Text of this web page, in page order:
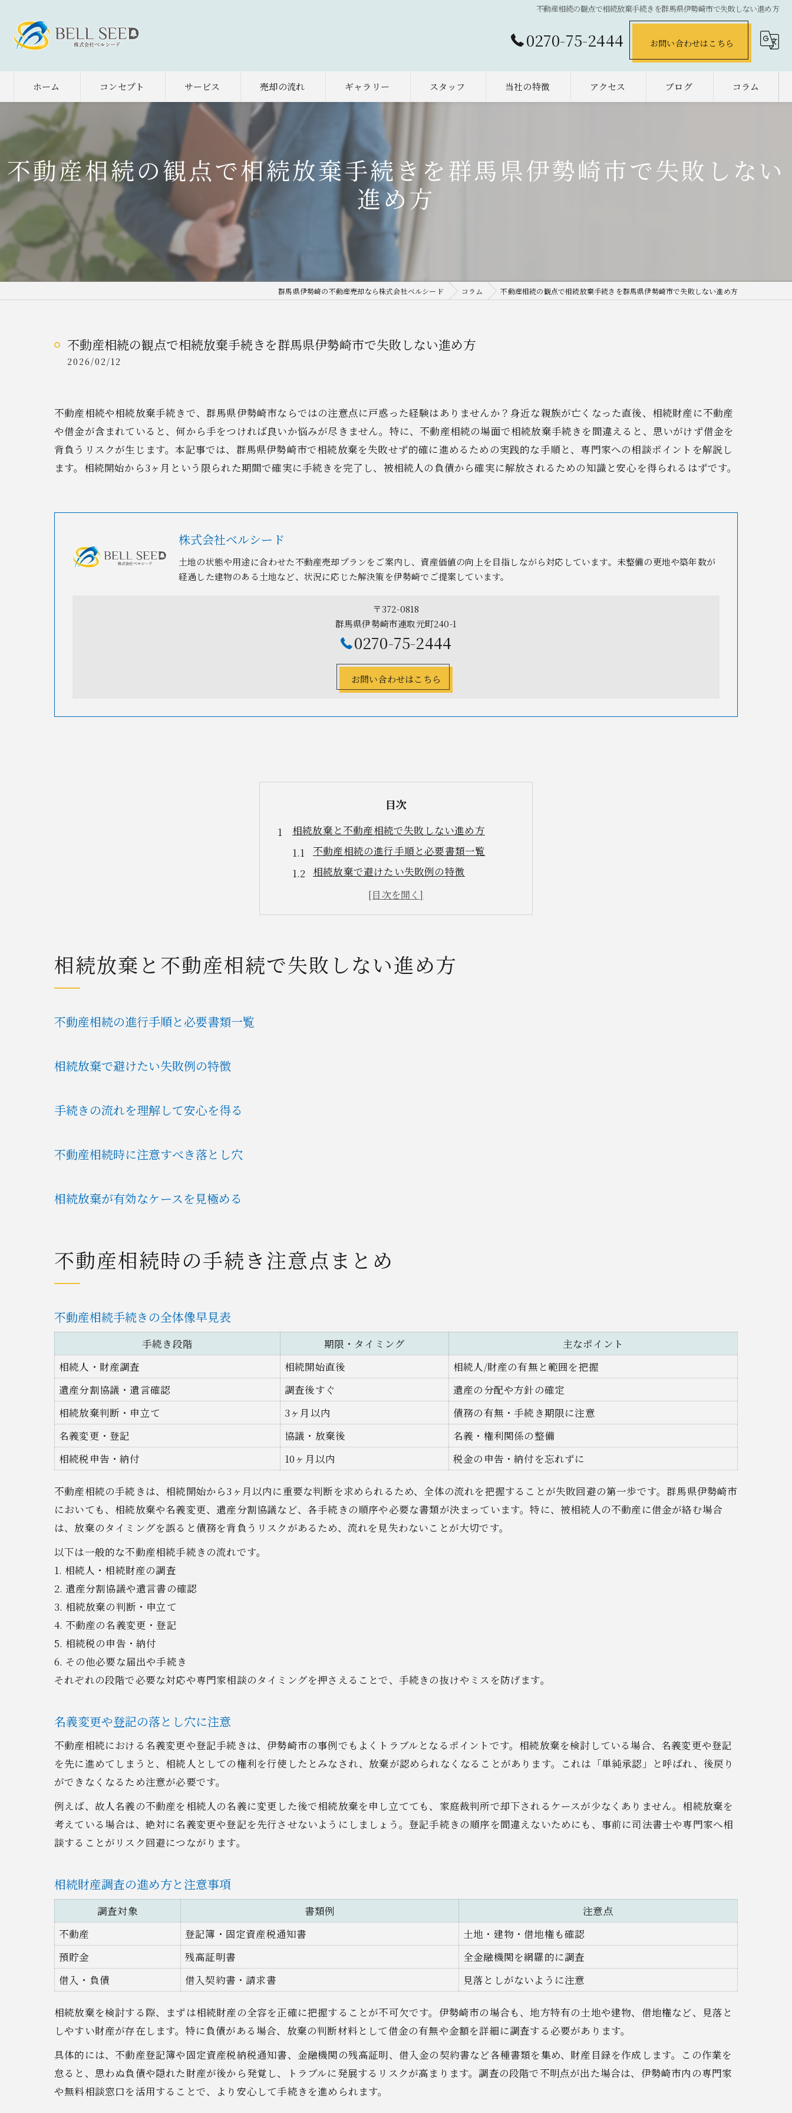
不動産相続の観点で相続放棄手続きを群馬県伊勢崎市で失敗しない進め方
0270-75-2444 お問い合わせはこちら
ホーム コンセプト サービス 売却の流れ ギャラリー スタッフ 当社の特徴
相続
アクセス ブログ コラム
不動産相続の観点で相続放棄手続きを群馬県伊勢崎市で失敗しない
進め方
群馬県伊勢崎の不動産売却なら株式会社ベルシード コラム 不動産相続の観点で相続放棄手続きを群馬県伊勢崎市で失敗しない進め方
不動産相続の観点で相続放棄手続きを群馬県伊勢崎市で失敗しない進め方
2026/02/12
不動産相続や相続放棄手続きで、群馬県伊勢崎市ならではの注意点に戸惑った経験はありませんか？身近な親族が亡くなった直後、相続財産に不動産
や借金が含まれていると、何から手をつければ良いか悩みが尽きません。特に、不動産相続の場面で相続放棄手続きを間違えると、思いがけず借金を
背負うリスクが生じます。本記事では、群馬県伊勢崎市で相続放棄を失敗せず的確に進めるための実践的な手順と、専門家への相談ポイントを解説し
ます。相続開始から3ヶ月という限られた期間で確実に手続きを完了し、被相続人の負債から確実に解放されるための知識と安心を得られるはずです。
株式会社ベルシード
土地の状態や用途に合わせた不動産売却プランをご案内し、資産価値の向上を目指しながら対応しています。未整備の更地や築年数が
経過した建物のある土地など、状況に応じた解決策を伊勢崎でご提案しています。
〒372-0818
群馬県伊勢崎市連取元町240-1
0270-75-2444
お問い合わせはこちら
目次
相続放棄と不動産相続で失敗しない進め方
不動産相続の進行手順と必要書類一覧
相続放棄で避けたい失敗例の特徴
手続きの流れを理解して安心を得る
不動産相続時に注意すべき落とし穴
不動産相続時の手続き注意点まとめ
不動産相続手続きの全体像早見表
期限内に相続放棄を完了させる方法
不動産相続で発覚する借金の種類一覧
借金相続を回避するための手順
相続放棄が借金に及ぼす効果とは
連帯保証人・次順位者の注意点
債権者対応でやってはいけない行動
弁護士と司法書士の選び方ガイド
弁護士・司法書士の役割比較表
相続放棄で相談すべき専門家の見極め
専門家選びで重視すべきポイント
相談費用の目安と依頼の流れ
相続放棄と不動産相続で失敗しない進め方
不動産相続の進行手順と必要書類一覧
相続放棄で避けたい失敗例の特徴
手続きの流れを理解して安心を得る
不動産相続時に注意すべき落とし穴
相続放棄が有効なケースを見極める
不動産相続時の手続き注意点まとめ
不動産相続手続きの全体像早見表
手続き段階 期限・タイミング
主なポイント
相続人・財産調査
相続開始直後
相続人/財産の有無と範囲を把握
遺産分割協議・遺言確認
調査後すぐ
遺産の分配や方針の確定
相続放棄判断・申立て
3ヶ月以内
債務の有無・手続き期限に注意
名義変更・登記
協議・放棄後
名義・権利関係の整備
相続税申告・納付
10ヶ月以内 税金の申告・納付を忘れずに
不動産相続の手続きは、相続開始から3ヶ月以内に重要な判断を求められるため、全体の流れを把握することが失敗回避の第一歩です。群馬県伊勢崎市
においても、相続放棄や名義変更、遺産分割協議など、各手続きの順序や必要な書類が決まっています。特に、被相続人の不動産に借金が絡む場合
は、放棄のタイミングを誤ると債務を背負うリスクがあるため、流れを見失わないことが大切です。
以下は一般的な不動産相続手続きの流れです。
1. 相続人・相続財産の調査
2. 遺産分割協議や遺言書の確認
3. 相続放棄の判断・申立て
4. 不動産の名義変更・登記
5. 相続税の申告・納付
6. その他必要な届出や手続き
それぞれの段階で必要な対応や専門家相談のタイミングを押さえることで、手続きの抜けやミスを防げます。
名義変更や登記の落とし穴に注意
不動産相続における名義変更や登記手続きは、伊勢崎市の事例でもよくトラブルとなるポイントです。相続放棄を検討している場合、名義変更や登記
を先に進めてしまうと、相続人としての権利を行使したとみなされ、放棄が認められなくなることがあります。これは「単純承認」と呼ばれ、後戻り
ができなくなるため注意が必要です。
例えば、故人名義の不動産を相続人の名義に変更した後で相続放棄を申し立てても、家庭裁判所で却下されるケースが少なくありません。相続放棄を
考えている場合は、絶対に名義変更や登記を先行させないようにしましょう。登記手続きの順序を間違えないためにも、事前に司法書士や専門家へ相
談することがリスク回避につながります。
相続財産調査の進め方と注意事項
調査対象 書類例
注意点
不動産
登記簿・固定資産税通知書
土地・建物・借地権も確認
預貯金
残高証明書
全金融機関を網羅的に調査
借入・負債
借入契約書・請求書 見落としがないように注意
相続放棄を検討する際、まずは相続財産の全容を正確に把握することが不可欠です。伊勢崎市の場合も、地方特有の土地や建物、借地権など、見落と
しやすい財産が存在します。特に負債がある場合、放棄の判断材料として借金の有無や金額を詳細に調査する必要があります。
具体的には、不動産登記簿や固定資産税納税通知書、金融機関の残高証明、借入金の契約書など各種書類を集め、財産目録を作成します。この作業を
怠ると、思わぬ負債や隠れた財産が後から発覚し、トラブルに発展するリスクが高まります。調査の段階で不明点が出た場合は、伊勢崎市内の専門家
や無料相談窓口を活用することで、より安心して手続きを進められます。